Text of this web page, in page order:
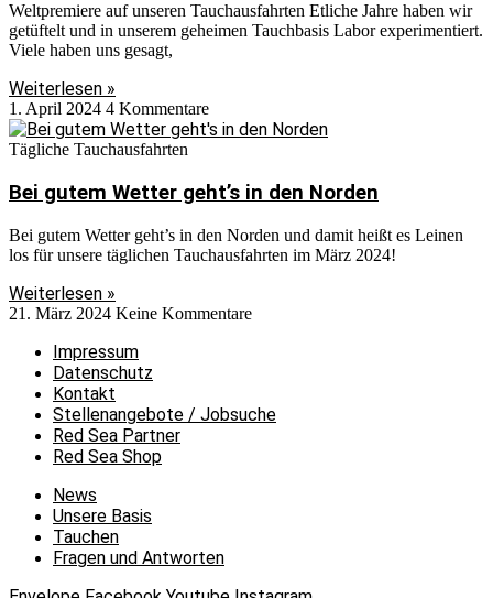
Weltpremiere auf unseren Tauchausfahrten Etliche Jahre haben wir
getüftelt und in unserem geheimen Tauchbasis Labor experimentiert.
Viele haben uns gesagt,
Weiterlesen »
1. April 2024 4 Kommentare
Tägliche Tauchausfahrten
Bei gutem Wetter geht’s in den Norden
Bei gutem Wetter geht’s in den Norden und damit heißt es Leinen
los für unsere täglichen Tauchausfahrten im März 2024!
Weiterlesen »
21. März 2024 Keine Kommentare
Impressum
Datenschutz
Kontakt
Stellenangebote / Jobsuche
Red Sea Partner
Red Sea Shop
News
Unsere Basis
Tauchen
Fragen und Antworten